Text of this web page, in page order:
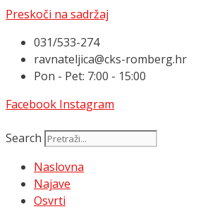
Preskoči na sadržaj
031/533-274
ravnateljica@cks-romberg.hr
Pon - Pet: 7:00 - 15:00
Facebook Instagram
Search
Naslovna
Najave
Osvrti